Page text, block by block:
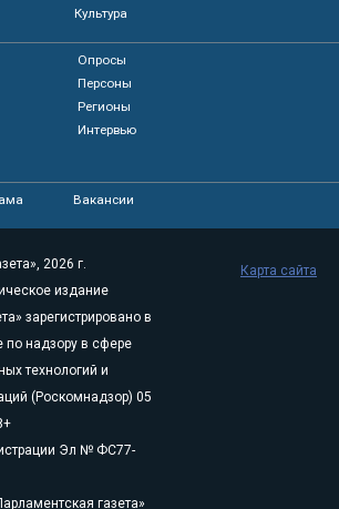
Культура
Опросы
Персоны
Регионы
Интервью
Вакансии
2026 г.
издание
зарегистрировано в
надзору в сфере
технологий и
(Роскомнадзор) 05
Эл № ФС77-
газета»
Карта сайта